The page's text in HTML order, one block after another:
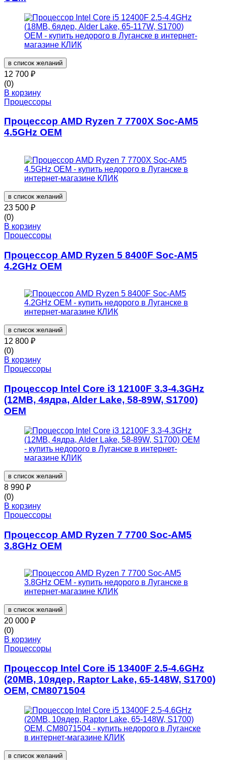
в список желаний
12 700 ₽
(0)
В корзину
Процессоры
Процессор AMD Ryzen 7 7700X Soc-AM5
4.5GHz OEM
в список желаний
23 500 ₽
(0)
В корзину
Процессоры
Процессор AMD Ryzen 5 8400F Soc-AM5
4.2GHz OEM
в список желаний
12 800 ₽
(0)
В корзину
Процессоры
Процессор Intel Core i3 12100F 3.3-4.3GHz
(12MB, 4ядра, Alder Lake, 58-89W, S1700)
OEM
в список желаний
8 990 ₽
(0)
В корзину
Процессоры
Процессор AMD Ryzen 7 7700 Soc-AM5
3.8GHz OEM
в список желаний
20 000 ₽
(0)
В корзину
Процессоры
Процессор Intel Core i5 13400F 2.5-4.6GHz
(20MB, 10ядер, Raptor Lake, 65-148W, S1700)
OEM, CM8071504
в список желаний